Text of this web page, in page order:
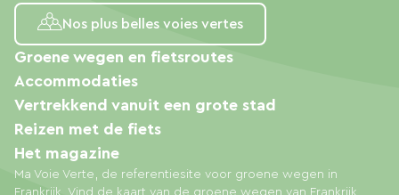
Nos plus belles voies vertes
Ma Voie Verte, de referentiesite voor groene wegen in
Frankrijk. Vind de kaart van de groene wegen van Frankrijk
Groene wegen en fietsroutes
Accommodaties
Vertrekkend vanuit een grote stad
Reizen met de fiets
Het magazine